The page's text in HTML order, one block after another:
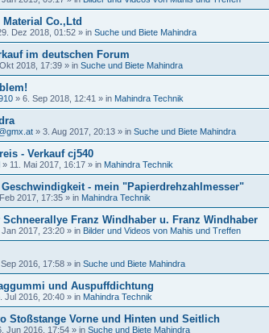
Co.,Ltd
Dez 2018, 01:52 » in Suche und Biete Mahindra
im deutschen Forum
2018, 17:39 » in Suche und Biete Mahindra
» 6. Sep 2018, 12:41 » in Mahindra Technik
» 3. Aug 2017, 20:13 » in Suche und Biete Mahindra
- Verkauf cj540
» 11. Mai 2017, 16:17 » in Mahindra Technik
Geschwindigkeit - mein "Papierdrehzahlmesser"
2017, 17:35 » in Mahindra Technik
Schneerallye Franz Windhaber u. Franz Windhaber
Jan 2017, 23:20 » in Bilder und Videos von Mahis und Treffen
2016, 17:58 » in Suche und Biete Mahindra
und Auspuffdichtung
Jul 2016, 20:40 » in Mahindra Technik
Stoßstange Vorne und Hinten und Seitlich
Jun 2016, 17:54 » in Suche und Biete Mahindra